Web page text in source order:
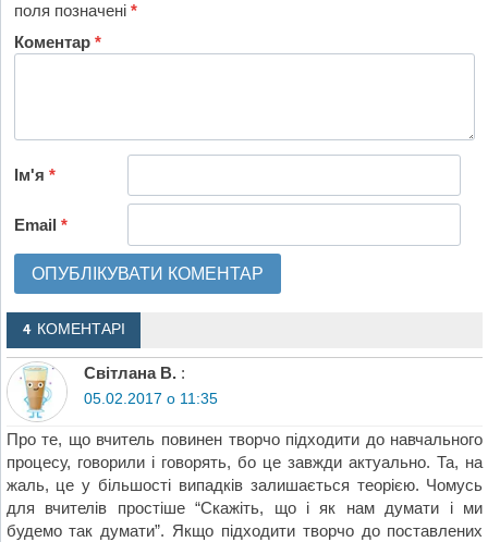
поля позначені*
Коментар*
Ім'я*
Email*
4 КОМЕНТАРІ
Світлана В. :
05.02.2017 о 11:35
Про те, що вчитель повинен творчо підходити до навчального
процесу, говорили і говорять, бо це завжди актуально. Та, на
жаль, це у більшості випадків залишається теорією. Чомусь
для вчителів простіше “Скажіть, що і як нам думати і ми
будемо так думати”. Якщо підходити творчо до поставлених